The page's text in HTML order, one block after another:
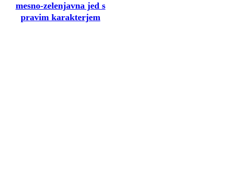
mesno-zelenjavna jed s
pravim karakterjem